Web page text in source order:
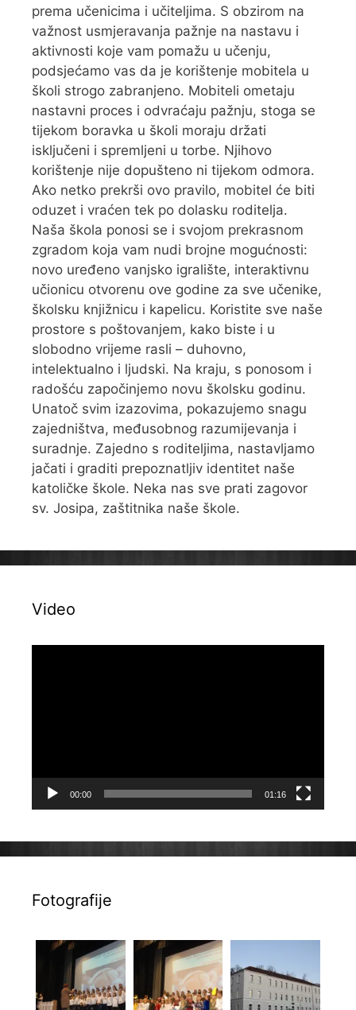
prema učenicima i učiteljima. S obzirom na
važnost usmjeravanja pažnje na nastavu i
aktivnosti koje vam pomažu u učenju,
podsjećamo vas da je korištenje mobitela u
školi strogo zabranjeno. Mobiteli ometaju
nastavni proces i odvraćaju pažnju, stoga se
tijekom boravka u školi moraju držati
isključeni i spremljeni u torbe. Njihovo
korištenje nije dopušteno ni tijekom odmora.
Ako netko prekrši ovo pravilo, mobitel će biti
oduzet i vraćen tek po dolasku roditelja.
Naša škola ponosi se i svojom prekrasnom
zgradom koja vam nudi brojne mogućnosti:
novo uređeno vanjsko igralište, interaktivnu
učionicu otvorenu ove godine za sve učenike,
školsku knjižnicu i kapelicu. Koristite sve naše
prostore s poštovanjem, kako biste i u
slobodno vrijeme rasli – duhovno,
intelektualno i ljudski. Na kraju, s ponosom i
radošću započinjemo novu školsku godinu.
Unatoč svim izazovima, pokazujemo snagu
zajedništva, međusobnog razumijevanja i
suradnje. Zajedno s roditeljima, nastavljamo
jačati i graditi prepoznatljiv identitet naše
katoličke škole. Neka nas sve prati zagovor
sv. Josipa, zaštitnika naše škole.
Video
00:00 01:16
Fotografije